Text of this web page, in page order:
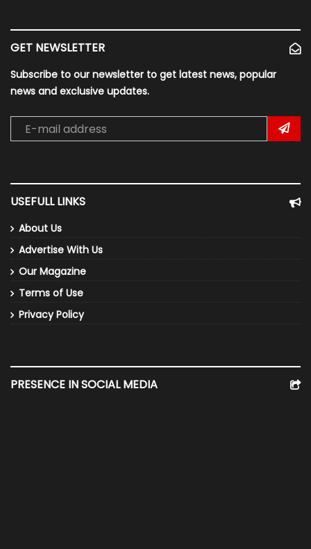
GET NEWSLETTER
Subscribe to our newsletter to get latest news, popular
news and exclusive updates.
USEFULL LINKS
About Us
Advertise With Us
Our Magazine
Terms of Use
Privacy Policy
PRESENCE IN SOCIAL MEDIA